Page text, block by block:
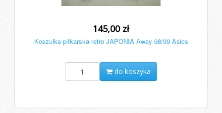
145,00 zł
Koszulka piłkarska retro JAPONIA Away 98/99 Asics
do koszyka